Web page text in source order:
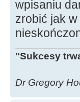
wpisaniu
zrobić jak
"Sukcesy
Dr Gregory